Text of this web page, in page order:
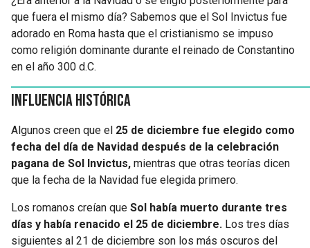
que fuera el mismo día? Sabemos que el Sol Invictus fue
adorado en Roma hasta que el cristianismo se impuso
como religión dominante durante el reinado de Constantino
en el año 300 d.C.
Influencia histórica
Algunos creen que el 25 de diciembre fue elegido como
fecha del día de Navidad después de la celebración
pagana de Sol Invictus, mientras que otras teorías dicen
que la fecha de la Navidad fue elegida primero.
Los romanos creían que Sol había muerto durante tres
días y había renacido el 25 de diciembre. Los tres días
siguientes al 21 de diciembre son los más oscuros del